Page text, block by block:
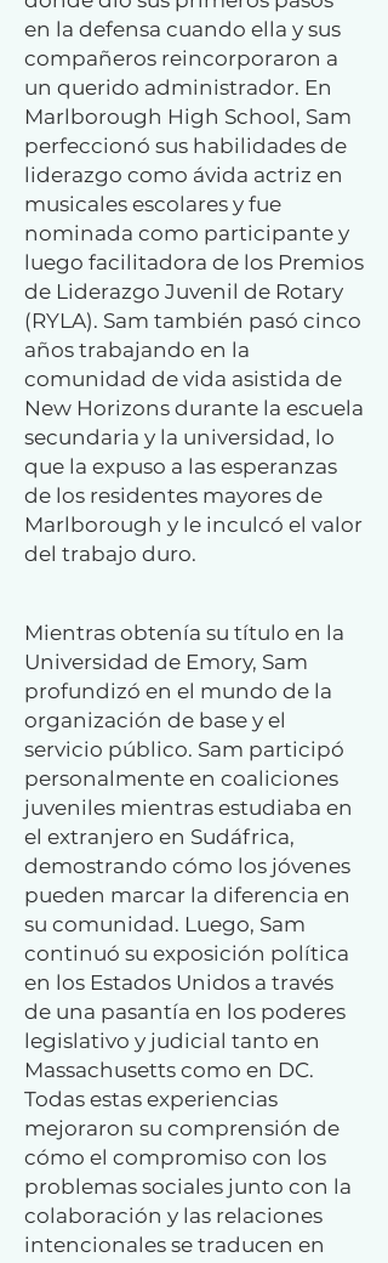
en la defensa cuando ella y sus
compañeros reincorporaron a
un querido administrador. En
Marlborough High School, Sam
perfeccionó sus habilidades de
liderazgo como ávida actriz en
musicales escolares y fue
nominada como participante y
luego facilitadora de los Premios
de Liderazgo Juvenil de Rotary
(RYLA). Sam también pasó cinco
años trabajando en la
comunidad de vida asistida de
New Horizons durante la escuela
secundaria y la universidad, lo
que la expuso a las esperanzas
de los residentes mayores de
Marlborough y le inculcó el valor
del trabajo duro.
Mientras obtenía su título en la
Universidad de Emory, Sam
profundizó en el mundo de la
organización de base y el
servicio público. Sam participó
personalmente en coaliciones
juveniles mientras estudiaba en
el extranjero en Sudáfrica,
demostrando cómo los jóvenes
pueden marcar la diferencia en
su comunidad. Luego, Sam
continuó su exposición política
en los Estados Unidos a través
de una pasantía en los poderes
legislativo y judicial tanto en
Massachusetts como en DC.
Todas estas experiencias
mejoraron su comprensión de
cómo el compromiso con los
problemas sociales junto con la
colaboración y las relaciones
intencionales se traducen en